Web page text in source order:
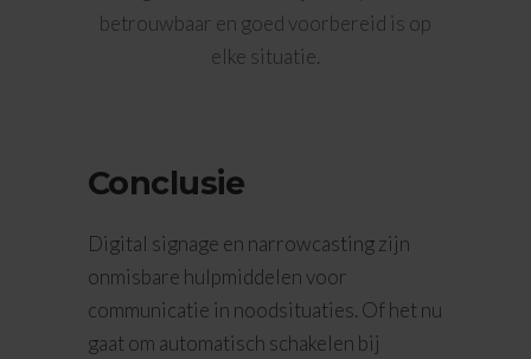
betrouwbaar en goed voorbereid is op
elke situatie.
Conclusie
Digital signage en narrowcasting zijn
onmisbare hulpmiddelen voor
communicatie in noodsituaties. Of het nu
gaat om automatisch schakelen bij